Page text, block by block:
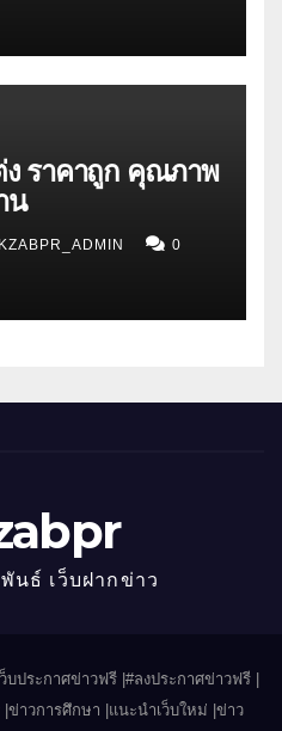
ราคาถูก คุณภาพ
น
0
นธ์ เว็บฝากข่าว
ว็บประกาศข่าวฟรี |#ลงประกาศข่าวฟรี |
าวการศึกษา |แนะนำเว็บใหม่ |ข่าว